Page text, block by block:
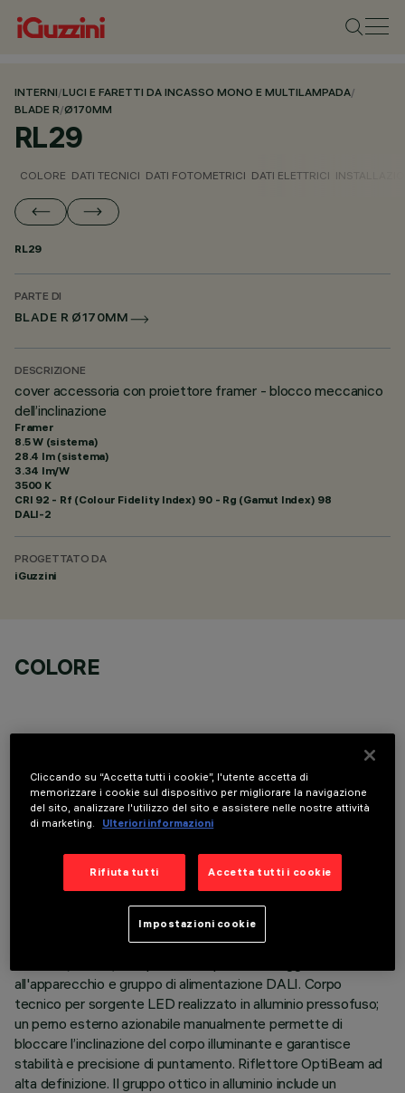
INTERNI/LUCI E FARETTI DA INCASSO MONO E MULTILAMPADA/
BLADE R/Ø170MM
RL29
COLORE DATI TECNICI DATI FOTOMETRICI DATI ELETTRICI
RL29
PARTE DI
BLADE R Ø170MM
DESCRIZIONE
cover accessoria con proiettore framer - blocco meccanico
dell’inclinazione
Framer
8.5 W (sistema)
28.4 lm (sistema)
3.34 lm/W
3500 K
CRI 92 - Rf (Colour Fidelity Index) 90 - Rg (Gamut Index) 98
DALI-2
PROGETTATO DA
iGuzzini
COLORE
DATI TECNICI
ULTIMO AGGIORNAMENTO: 05/08/2026
Apparecchio rotondo completo di proiettore profilatore a
LED in tonalità di colore warm 3500K orientabile
miniaturizzato. Versione compatibile con Blade R diam
all'apparecchio e gruppo di alimentazione DALI. Corpo
tecnico per sorgente LED realizzato in alluminio pressofuso;
un perno esterno azionabile manualmente permette di
bloccare l’inclinazione del corpo illuminante e garantisce
stabilità e precisione di puntamento. Riflettore OptiBeam ad
alta definizione. Il gruppo ottico in alluminio include un
Cliccando su “Accetta tutti i cookie”, l'utente accetta di
memorizzare i cookie sul dispositivo per migliorare la navigazione
del sito, analizzare l'utilizzo del sito e assistere nelle nostre attività
di marketing.
Ulteriori informazioni
Rifiuta tutti Accetta tutti i cookie
Impostazioni cookie